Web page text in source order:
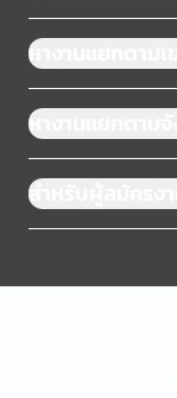
หางานแยกตามเ
หางานแยกตามจั
สำหรับผู้สมัครงาน